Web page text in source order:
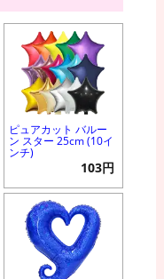
ピュアカット バルー
ン スター 25cm (10イ
ンチ)
103円